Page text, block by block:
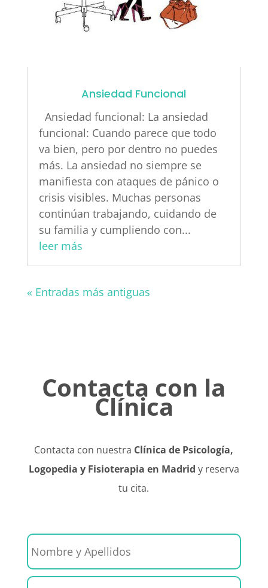
Ansiedad Funcional
Ansiedad funcional: La ansiedad
funcional: Cuando parece que todo
va bien, pero por dentro no puedes
más. La ansiedad no siempre se
manifiesta con ataques de pánico o
crisis visibles. Muchas personas
continúan trabajando, cuidando de
su familia y cumpliendo con...
leer más
« Entradas más antiguas
Contacta con la
Clínica
Contacta con nuestra Clínica de Psicología,
Logopedia y Fisioterapia en Madrid y reserva
tu cita.